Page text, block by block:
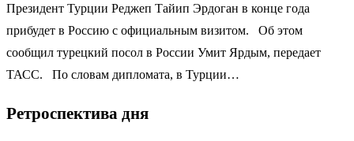
Президент Турции Реджеп Тайип Эрдоган в конце года
прибудет в Россию с официальным визитом. Об этом
сообщил турецкий посол в России Умит Ярдым, передает
ТАСС. По словам дипломата, в Турции…
Ретроспектива дня